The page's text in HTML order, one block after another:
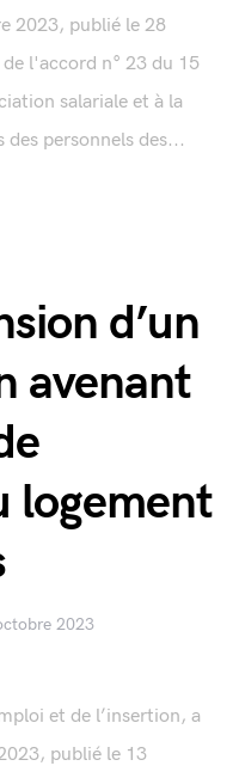
2023, publié le 28
l'accord n° 23 du 15
salariale et à la
personnels des...
d’un
avenant
logement
2023
et de l’insertion, a
publié le 13